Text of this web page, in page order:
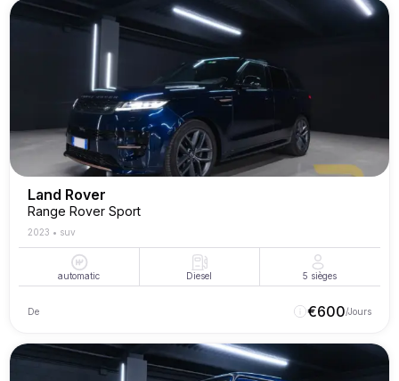
Land Rover
Range Rover Sport
2023 • suv
automatic Diesel 5 sièges
De €600/Jours